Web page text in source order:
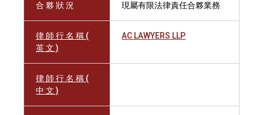
合 夥 狀 況 現屬有限法律責任合夥業務
律 師 行 名 稱 (
英 文 )
AC LAWYERS LLP
律 師 行 名 稱 (
中 文 )